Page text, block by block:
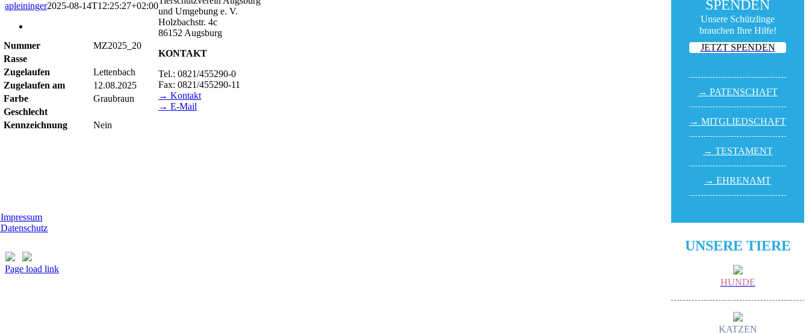
apleininger2025-08-14T12:25:27+02:00
Bild
Nummer
MZ2025_20
Rasse
Zugelaufen
Lettenbach
Zugelaufen am
12.08.2025
Farbe
Graubraun
Geschlecht
Kennzeichnung
Nein
SPENDEN
Unsere Schützlinge
brauchen Ihre Hilfe!
JETZT SPENDEN
→ PATEN­SCHAFT
→ MITGLIED­SCHAFT
→ TESTA­MENT
→ EHREN­AMT
UNSERE TIERE
HUNDE
KATZEN
und Umgebung e. V.
Holzbachstr. 4c
86152 Augsburg
KONTAKT
Tel.: 0821/455290-0
Fax: 0821/455290-11
→ Kontakt
→ E-Mail
Page load link